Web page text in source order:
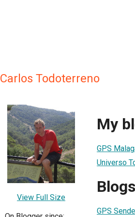
Carlos Todoterreno
View Full Size
My
GPS
Universo
GPS